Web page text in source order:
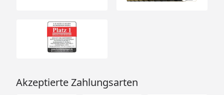
Akzeptierte Zahlungsarten